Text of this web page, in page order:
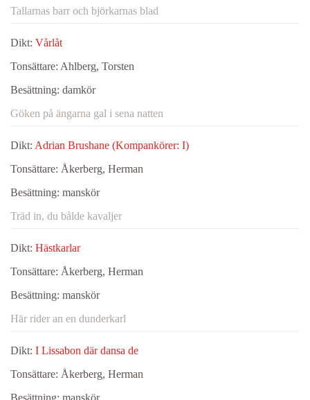
Tallarnas barr och björkarnas blad
Dikt: Vårlåt
Tonsättare: Ahlberg, Torsten
Besättning: damkör
Göken på ängarna gal i sena natten
Dikt: Adrian Brushane (Kompankörer: I)
Tonsättare: Åkerberg, Herman
Besättning: manskör
Träd in, du bålde kavaljer
Dikt: Hästkarlar
Tonsättare: Åkerberg, Herman
Besättning: manskör
Här rider an en dunderkarl
Dikt: I Lissabon där dansa de
Tonsättare: Åkerberg, Herman
Besättning: manskör